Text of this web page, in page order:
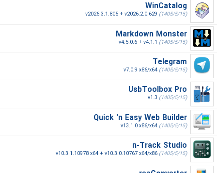
WinCatalog
v2026.3.1.805 + v2026.2.0.629 (1405/5/15)
Markdown Monster
v4.5.0.6 + v4.1.1 (1405/5/15)
Telegram
v7.0.9 x86/x64 (1405/5/15)
UsbToolbox Pro
v1.3 (1405/5/15)
Quick 'n Easy Web Builder
v13.1.0 x86/x64 (1405/5/15)
n-Track Studio
v10.3.1.10978 x64 + v10.3.0.10767 x64/x86 (1405/5/15)